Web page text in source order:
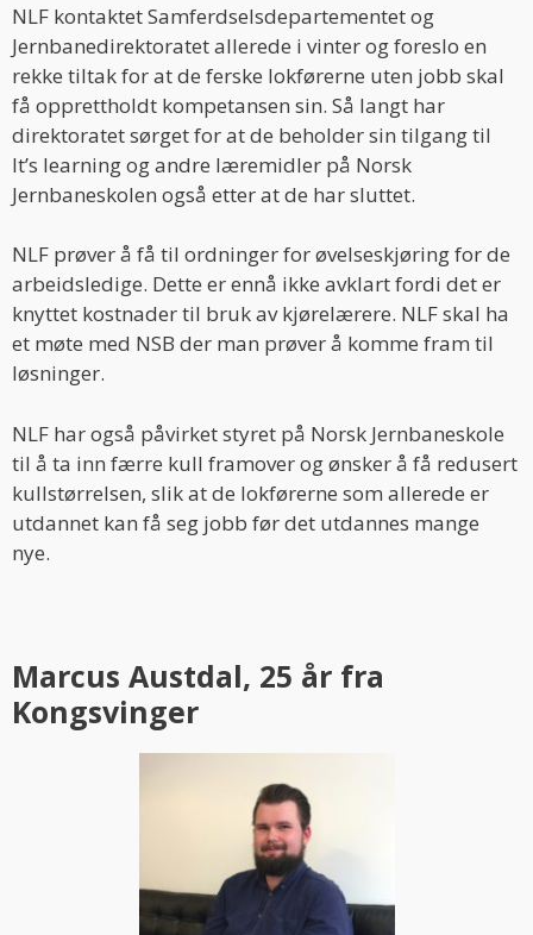
NLF kontaktet Samferdselsdepartementet og
Jernbanedirektoratet allerede i vinter og foreslo en
rekke tiltak for at de ferske lokførerne uten jobb skal
få opprettholdt kompetansen sin. Så langt har
direktoratet sørget for at de beholder sin tilgang til
It’s learning og andre læremidler på Norsk
Jernbaneskolen også etter at de har sluttet.
NLF prøver å få til ordninger for øvelseskjøring for de
arbeidsledige. Dette er ennå ikke avklart fordi det er
knyttet kostnader til bruk av kjørelærere. NLF skal ha
et møte med NSB der man prøver å komme fram til
løsninger.
NLF har også påvirket styret på Norsk Jernbaneskole
til å ta inn færre kull framover og ønsker å få redusert
kullstørrelsen, slik at de lokførerne som allerede er
utdannet kan få seg jobb før det utdannes mange
nye.
Marcus Austdal, 25 år fra
Kongsvinger